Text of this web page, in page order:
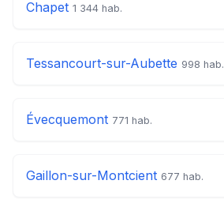
Chapet 1 344 hab.
Tessancourt-sur-Aubette 998 hab.
Évecquemont 771 hab.
Gaillon-sur-Montcient 677 hab.